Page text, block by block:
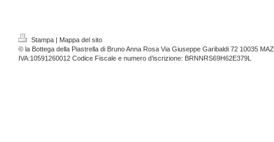
Stampa | Mappa del sito
© la Bottega della Piastrella di Bruno Anna Rosa Via Giuseppe Garibaldi 72 10035
IVA:10591260012 Codice Fiscale e numero d’iscrizione: BRNNRS69H62E379L